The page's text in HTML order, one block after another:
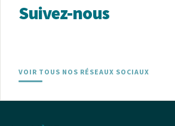
Suivez-nous
VOIR TOUS NOS RÉSEAUX SOCIAUX